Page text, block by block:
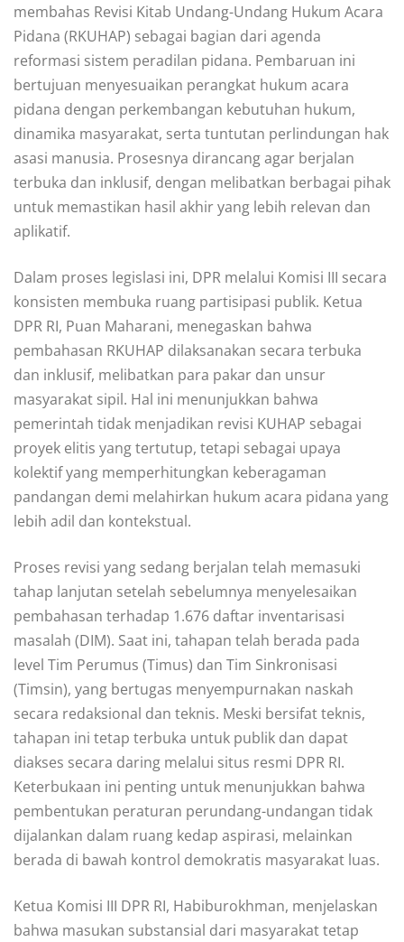
membahas Revisi Kitab Undang-Undang Hukum Acara
Pidana (RKUHAP) sebagai bagian dari agenda
reformasi sistem peradilan pidana. Pembaruan ini
bertujuan menyesuaikan perangkat hukum acara
pidana dengan perkembangan kebutuhan hukum,
dinamika masyarakat, serta tuntutan perlindungan hak
asasi manusia. Prosesnya dirancang agar berjalan
terbuka dan inklusif, dengan melibatkan berbagai pihak
untuk memastikan hasil akhir yang lebih relevan dan
aplikatif.
Dalam proses legislasi ini, DPR melalui Komisi III secara
konsisten membuka ruang partisipasi publik. Ketua
DPR RI, Puan Maharani, menegaskan bahwa
pembahasan RKUHAP dilaksanakan secara terbuka
dan inklusif, melibatkan para pakar dan unsur
masyarakat sipil. Hal ini menunjukkan bahwa
pemerintah tidak menjadikan revisi KUHAP sebagai
proyek elitis yang tertutup, tetapi sebagai upaya
kolektif yang memperhitungkan keberagaman
pandangan demi melahirkan hukum acara pidana yang
lebih adil dan kontekstual.
Proses revisi yang sedang berjalan telah memasuki
tahap lanjutan setelah sebelumnya menyelesaikan
pembahasan terhadap 1.676 daftar inventarisasi
masalah (DIM). Saat ini, tahapan telah berada pada
level Tim Perumus (Timus) dan Tim Sinkronisasi
(Timsin), yang bertugas menyempurnakan naskah
secara redaksional dan teknis. Meski bersifat teknis,
tahapan ini tetap terbuka untuk publik dan dapat
diakses secara daring melalui situs resmi DPR RI.
Keterbukaan ini penting untuk menunjukkan bahwa
pembentukan peraturan perundang-undangan tidak
dijalankan dalam ruang kedap aspirasi, melainkan
berada di bawah kontrol demokratis masyarakat luas.
Ketua Komisi III DPR RI, Habiburokhman, menjelaskan
bahwa masukan substansial dari masyarakat tetap